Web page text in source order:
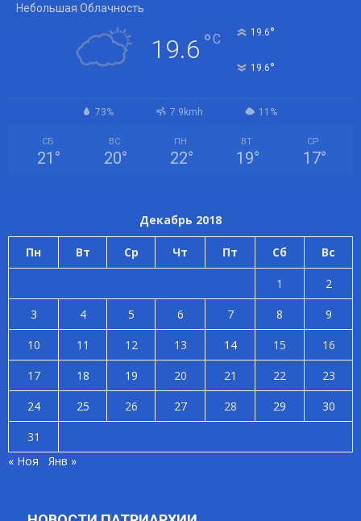
Небольшая Облачность
19.6 °C 19.6°
19.6°
73% 7.9kmh 11%
СБ
21 °
ВС
20°
ПН
22°
ВТ
19°
СР
17°
Декабрь 2018
Пн Вт Ср Чт Пт Сб Вс
1
2
3
4 5 6 7 8
9
10
11 12 13 14 15
16
17
18 19 20 21 22
23
24
25 26 27 28 29
30
31
« Ноя
Янв »